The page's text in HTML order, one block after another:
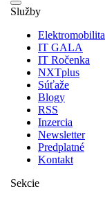
Služby
Elektromobilita
IT GALA
IT Ročenka
NXTplus
Súťaže
Blogy
RSS
Inzercia
Newsletter
Predplatné
Kontakt
Sekcie